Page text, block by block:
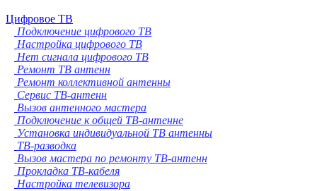
Цифровое ТВ
Подключение цифрового ТВ
Настройка цифрового ТВ
Нет сигнала цифрового ТВ
Ремонт ТВ антенн
Ремонт коллективной антенны
Сервис ТВ-антенн
Вызов антенного мастера
Подключение к общей ТВ-антенне
Установка индивидуальной ТВ антенны
ТВ-разводка
Вызов мастера по ремонту ТВ-антенн
Прокладка ТВ-кабеля
Настройка телевизора